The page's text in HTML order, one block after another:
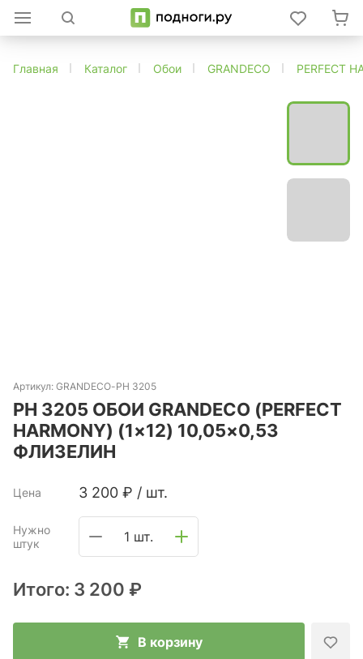
Главная Каталог Обои GRANDECO PERFECT
Артикул: GRANDECO-PH 3205
PH 3205 ОБОИ GRANDECO (PERFECT
HARMONY) (1×12) 10,05×0,53
ФЛИЗЕЛИН
Цена 3 200 ₽ / шт.
Нужно
штук
1 шт.
Итого: 3 200 ₽
В корзину